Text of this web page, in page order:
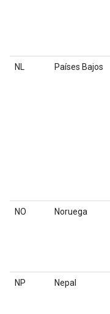
NL Países Bajos
NO Noruega
NP Nepal